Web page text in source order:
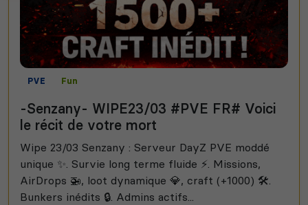
PVE Fun
-Senzany- WIPE23/03 #PVE FR# Voici
le récit de votre mort
Wipe 23/03 Senzany : Serveur DayZ PVE moddé
unique ✨. Survie long terme fluide ⚡. Missions,
AirDrops 🚁, loot dynamique 💎, craft (+1000) 🛠️.
Bunkers inédits 🔒. Admins actifs...